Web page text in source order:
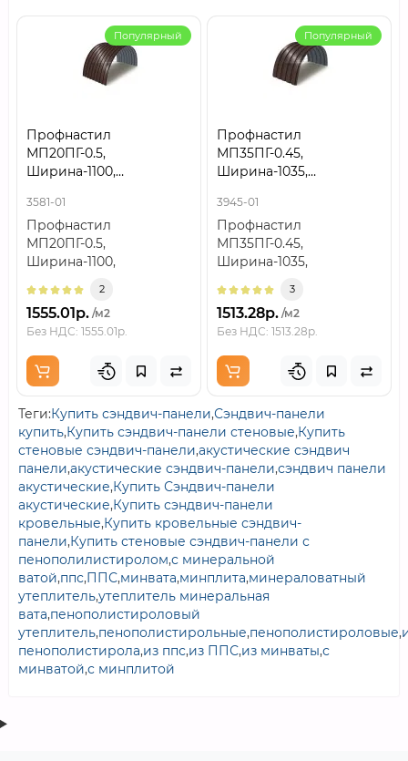
Популярный
Профнастил
МП20ПГ-0.5,
Ширина-1100,
3581-01
Профнастил
МП20ПГ-0.5,
Ширина-1100,
RAL8017Поверхность и
внешний
видПолиэстер RAL80..
2
1555.01р. /м2
Без НДС: 1555.01р.
Популярный
Профнастил
МП35ПГ-0.45,
Ширина-1035,
3945-01
Профнастил
МП35ПГ-0.45,
Ширина-1035,
RAL8017Позиция
рассчитана на
последовательное с..
3
1513.28р. /м2
Без НДС: 1513.28р.
Теги:Купить сэндвич-панели,Сэндвич-панели
купить,Купить сэндвич-панели стеновые,Купить
стеновые сэндвич-панели,акустические сэндвич
панели,акустические сэндвич-панели,сэндвич панели
акустические,Купить Сэндвич-панели
акустические,Купить сэндвич-панели
кровельные,Купить кровельные сэндвич-
панели,Купить стеновые сэндвич-панели с
пенополилистиролом,с минеральной
ватой,ппс,ППС,минвата,минплита,минераловатный
утеплитель,утеплитель минеральная
вата,пенополистироловый
утеплитель,пенополистирольные,пенополистироловые,
пенополистирола,из ппс,из ППС,из минваты,с
минватой,с минплитой